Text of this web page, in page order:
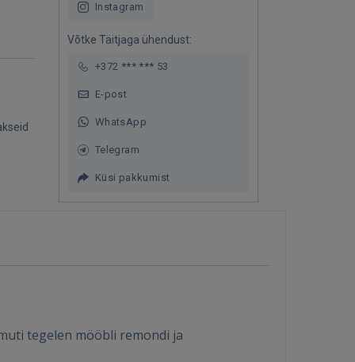
Instagram
Võtke Täitjaga ühendust:
+372 *** *** 53
E-post
WhatsApp
Telegram
Küsi pakkumist
tegelen mööbli remondi ja